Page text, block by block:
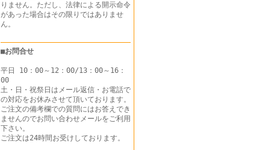
りません。ただし、法律による開示命令
があった場合はその限りではありませ
ん。
■お問合せ
平日 10：00～12：00/13：00～16：
00
土・日・祝祭日はメール返信・お電話で
の対応をお休みさせて頂いております。
ご注文の備考欄での質問にはお答えでき
ませんのでお問い合わせメールをご利用
下さい。
ご注文は24時間お受けしております。